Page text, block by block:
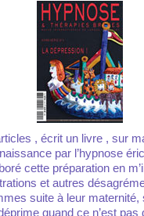
par l’hypnose
cette préparation en
et autres
suite à leur maternité,
quand ce n’est pas